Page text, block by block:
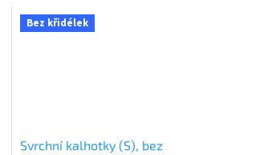
Bez křidélek
Svrchní kalhotky (S), bez